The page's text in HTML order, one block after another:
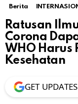
Berita
Ratusan
Corona
WHO Harus
Kesehatan
GET